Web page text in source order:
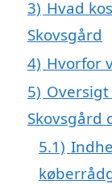
3) Hvad
Skovsgård
4) Hvorfor
5)
Skovsgård
5.1)